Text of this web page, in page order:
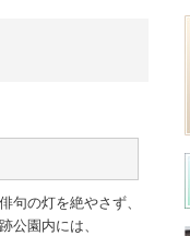
句の灯を絶やさず、
公園内には、